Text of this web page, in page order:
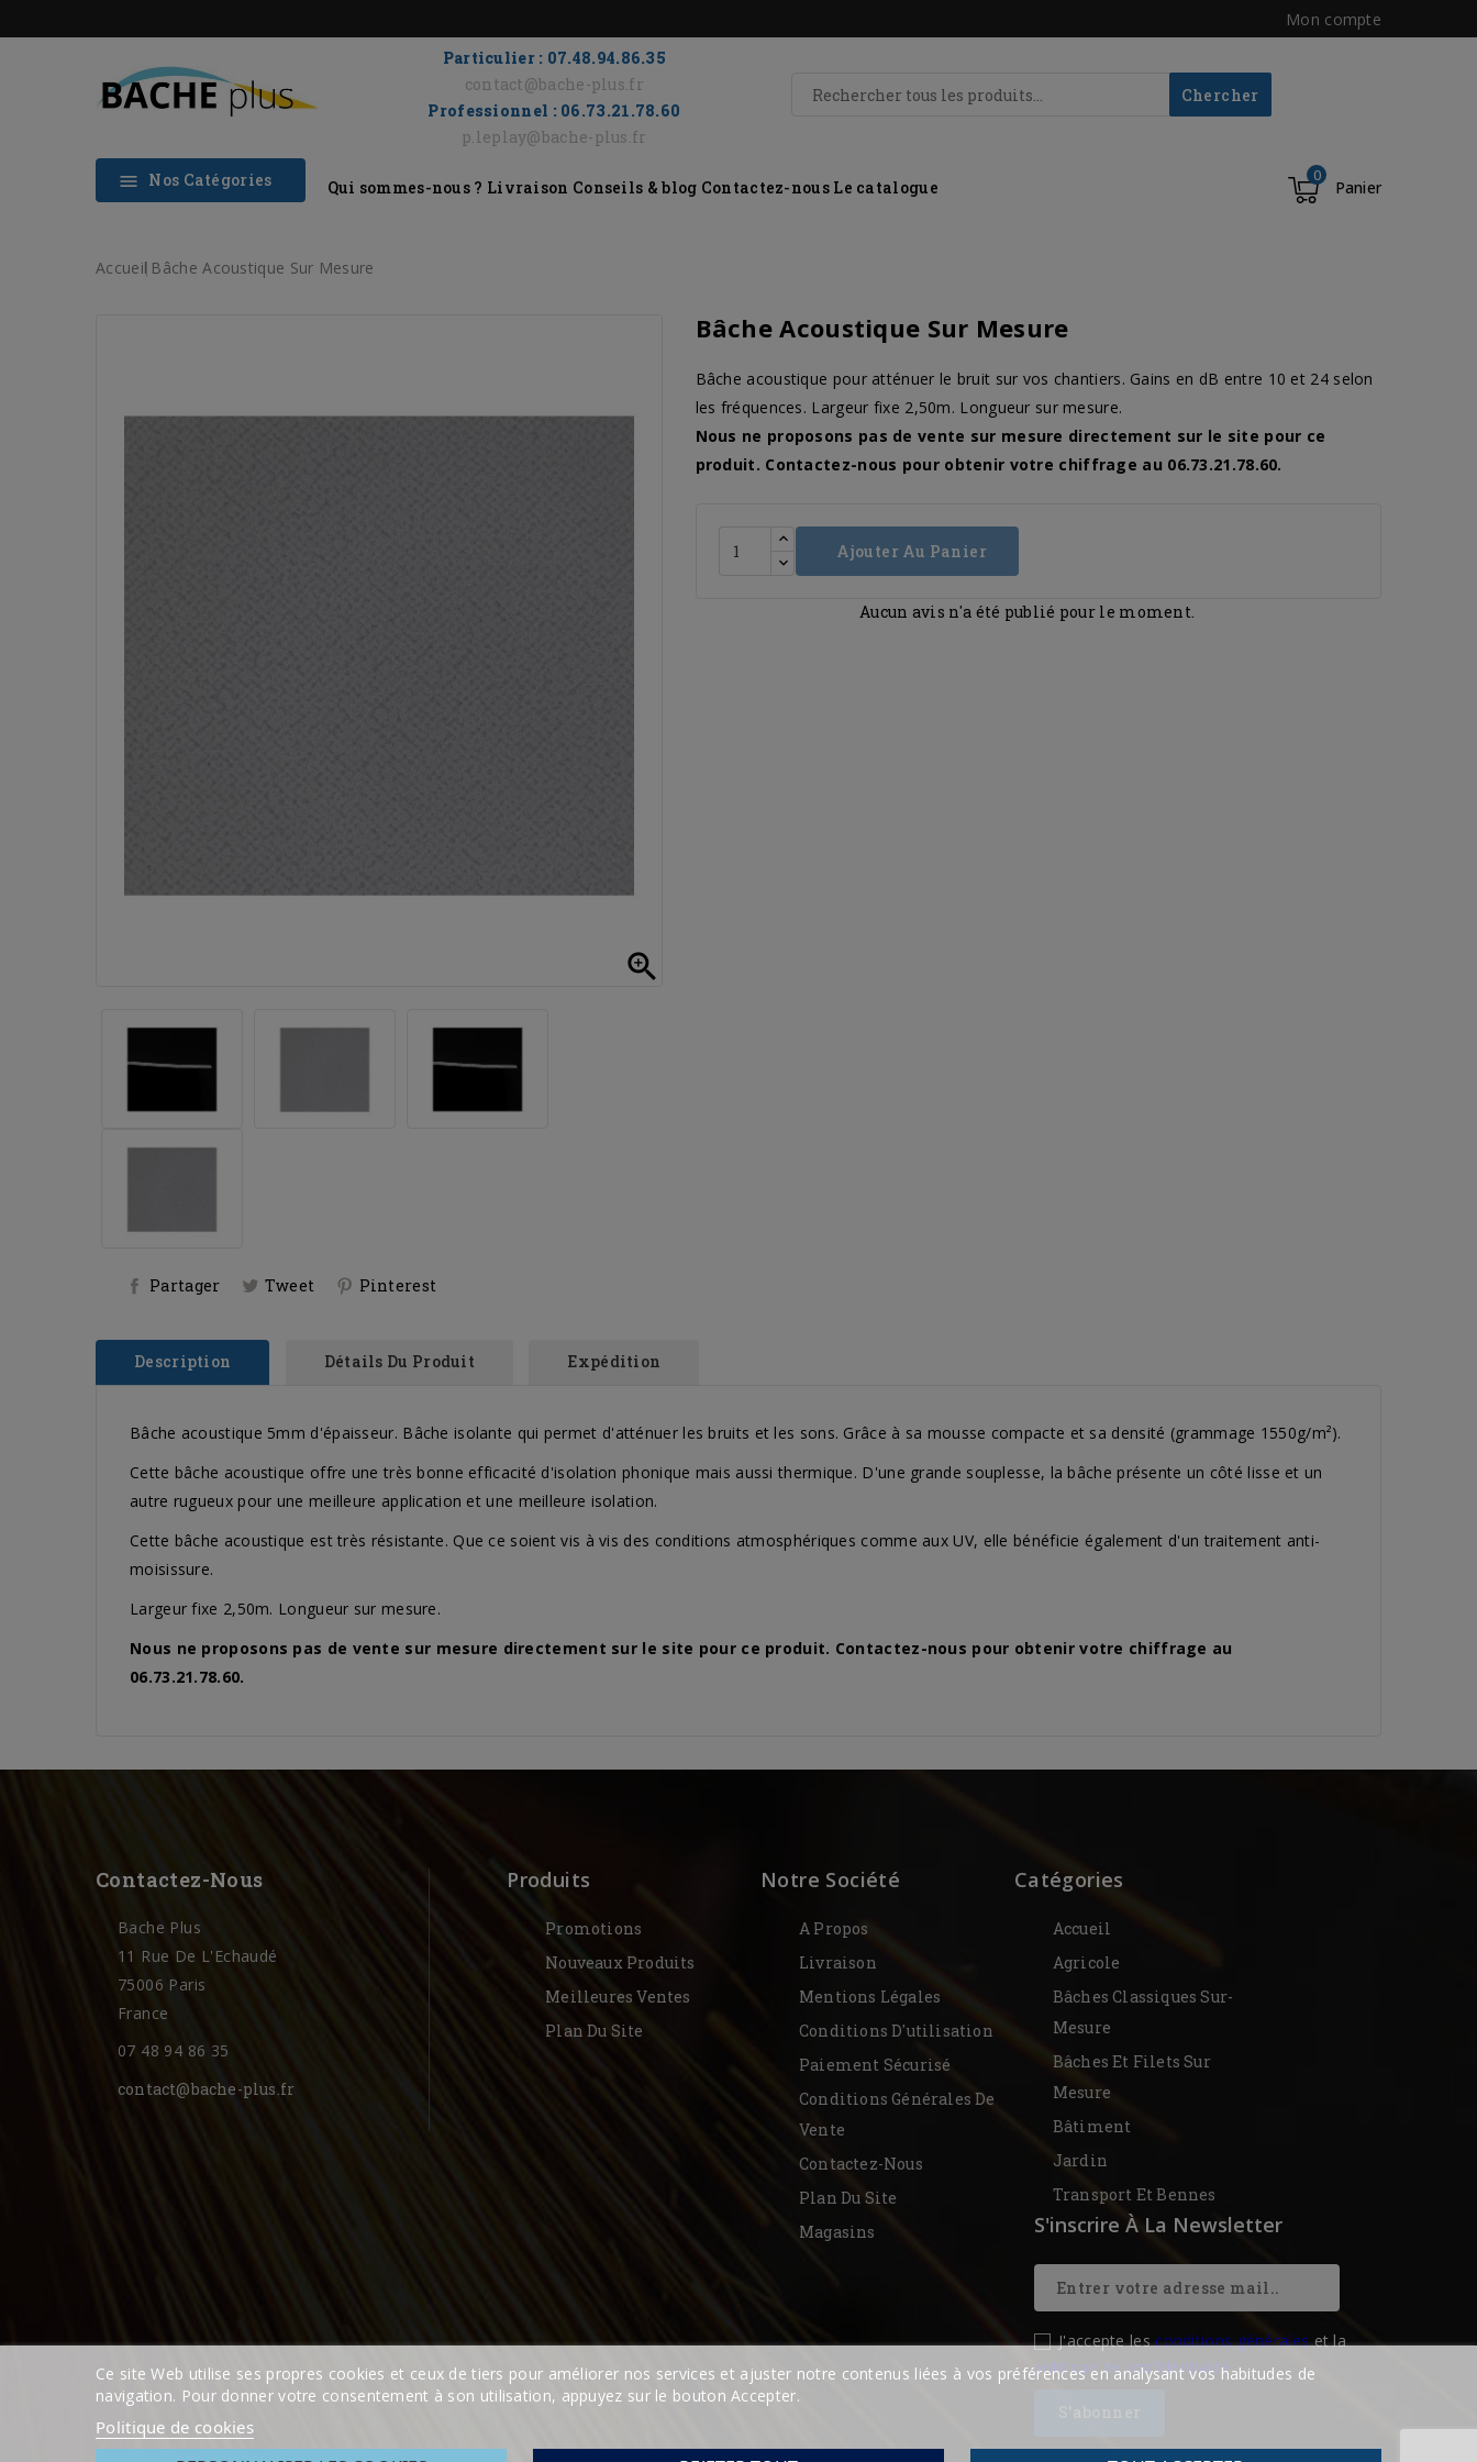
Mon compte
Particulier : 07.48.94.86.35
contact@bache-plus.fr
Professionnel : 06.73.21.78.60
p.leplay@bache-plus.fr
Chercher
 Nos Catégories Qui sommes-nous ? Livraison Conseils & blog Contactez-nous Le catalogue
0
Panier
Accueil Bâche Acoustique Sur Mesure

Partager Tweet Pinterest
Bâche Acoustique Sur Mesure
Bâche acoustique pour atténuer le bruit sur vos chantiers. Gains en dB entre 10 et 24 selon
les fréquences. Largeur fixe 2,50m. Longueur sur mesure.
Nous ne proposons pas de vente sur mesure directement sur le site pour ce
produit. Contactez-nous pour obtenir votre chiffrage au 06.73.21.78.60.
Ajouter Au Panier
Description Détails Du Produit Expédition
Bâche acoustique 5mm d'épaisseur. Bâche isolante qui permet d'atténuer les bruits et les sons. Grâce à sa mousse compacte et sa densité (grammage 1550g/m²).
Cette bâche acoustique offre une très bonne efficacité d'isolation phonique mais aussi thermique. D'une grande souplesse, la bâche présente un côté lisse et un
autre rugueux pour une meilleure application et une meilleure isolation.
Cette bâche acoustique est très résistante. Que ce soient vis à vis des conditions atmosphériques comme aux UV, elle bénéficie également d'un traitement anti-
moisissure.
Largeur fixe 2,50m. Longueur sur mesure.
Nous ne proposons pas de vente sur mesure directement sur le site pour ce produit. Contactez-nous pour obtenir votre chiffrage au
06.73.21.78.60.
Aucun avis n'a été publié pour le moment.
Contactez-Nous
Bache Plus
11 Rue De L'Echaudé
75006 Paris
France
07 48 94 86 35
contact@bache-plus.fr
Produits
Promotions
Nouveaux Produits
Meilleures Ventes
Plan Du Site
Notre Société
A Propos
Livraison
Mentions Légales
Conditions D'utilisation
Paiement Sécurisé
Conditions Générales De
Vente
Contactez-Nous
Plan Du Site
Magasins
Catégories
Accueil
Agricole
Bâches Classiques Sur-
Mesure
Bâches Et Filets Sur
Mesure
Bâtiment
Jardin
Transport Et Bennes
S'inscrire À La Newsletter
J'accepte lesconditions généraleset la
politique de confidentialité
Ce site Web utilise ses propres cookies et ceux de tiers pour améliorer nos services et ajuster notre contenus liées à vos préférences en analysant vos habitudes de
navigation. Pour donner votre consentement à son utilisation, appuyez sur le bouton Accepter.
Politique de cookies